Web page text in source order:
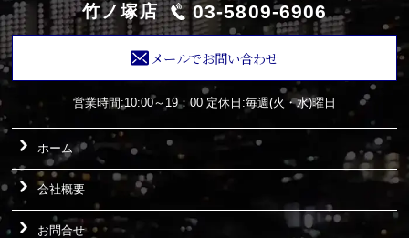
竹ノ塚店 03-5809-6906
メールでお問い合わせ
営業時間:10:00～19：00 定休日:毎週(火・水)曜日
ホーム
会社概要
お問合せ